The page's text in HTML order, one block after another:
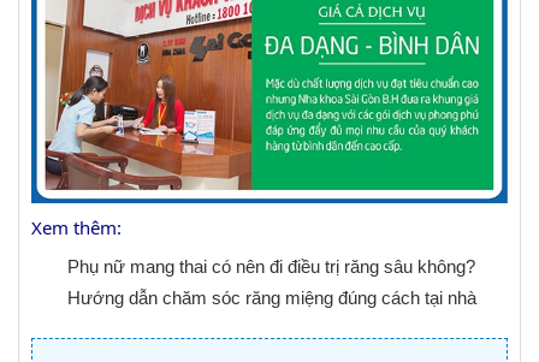
Xem thêm:
Phụ nữ mang thai có nên đi điều trị răng sâu không?
Hướng dẫn chăm sóc răng miệng đúng cách tại nhà